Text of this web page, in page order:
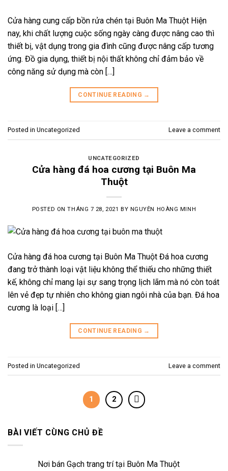
Cửa hàng cung cấp bồn rửa chén tại Buôn Ma Thuột Hiện
nay, khi chất lượng cuộc sống ngày càng được nâng cao thì
thiết bị, vật dụng trong gia đình cũng được nâng cấp tương
ứng. Đồ gia dụng, thiết bị nội thất không chỉ đảm bảo về
công năng sử dụng mà còn […]
CONTINUE READING →
Posted in Uncategorized Leave a comment
UNCATEGORIZED
Cửa hàng đá hoa cương tại Buôn Ma
Thuột
POSTED ONTHÁNG 7 28, 2021 BY NGUYÊN HOÀNG MINH
Cửa hàng đá hoa cương tại Buôn Ma Thuột Đá hoa cương
đang trở thành loại vật liệu không thể thiếu cho những thiết
kế, không chỉ mang lại sự sang trọng lịch lãm mà nó còn toát
lên vẻ đẹp tự nhiên cho không gian ngôi nhà của bạn. Đá hoa
cương là loại […]
CONTINUE READING →
Posted in Uncategorized Leave a comment
1 2
BÀI VIẾT CÙNG CHỦ ĐỀ
Nơi bán Gạch trang trí tại Buôn Ma Thuột